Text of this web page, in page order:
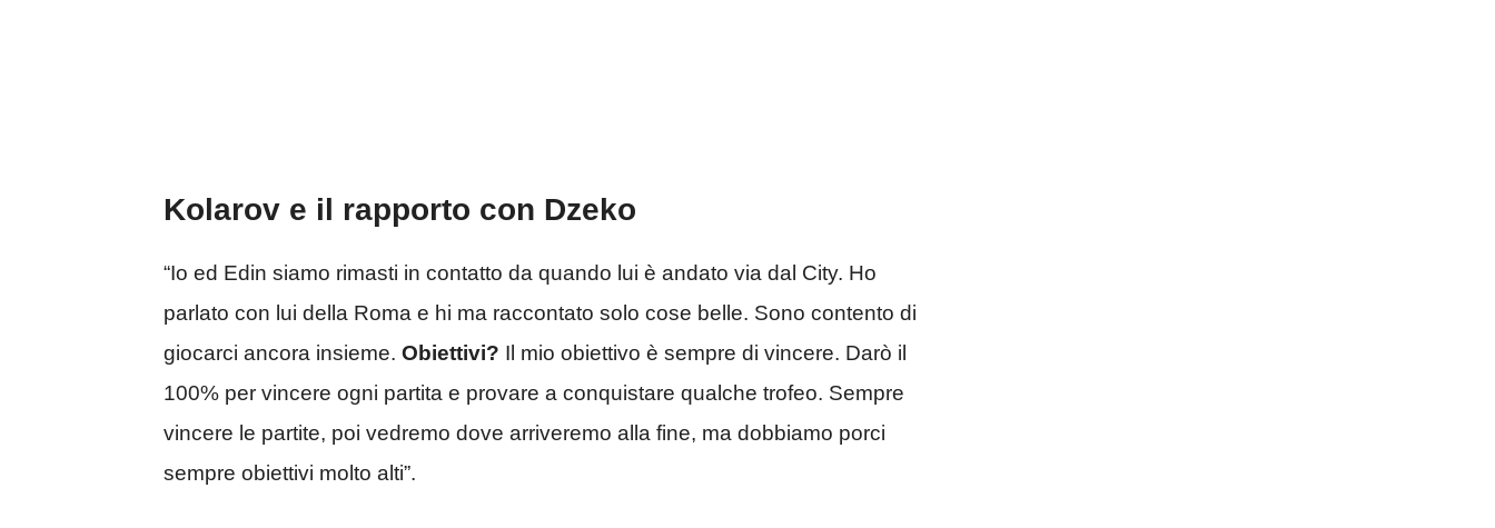
Kolarov e il rapporto con Dzeko
“Io ed Edin siamo rimasti in contatto da quando lui è andato via dal City. Ho
parlato con lui della Roma e hi ma raccontato solo cose belle. Sono contento di
giocarci ancora insieme. Obiettivi? Il mio obiettivo è sempre di vincere. Darò il
100% per vincere ogni partita e provare a conquistare qualche trofeo. Sempre
vincere le partite, poi vedremo dove arriveremo alla fine, ma dobbiamo porci
sempre obiettivi molto alti”.